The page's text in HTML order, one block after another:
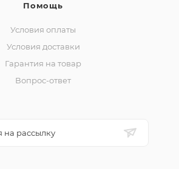
Помощь
Условия оплаты
Условия доставки
Гарантия на товар
Вопрос-ответ
на рассылку